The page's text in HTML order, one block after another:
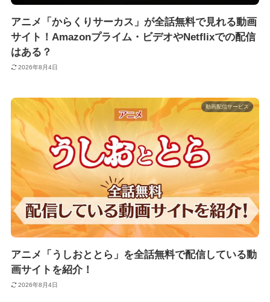
アニメ「からくりサーカス」が全話無料で見れる動画
サイト！Amazonプライム・ビデオやNetflixでの配信
はある？
2026年8月4日
動画配信サービス
アニメ「うしおととら」を全話無料で配信している動
画サイトを紹介！
2026年8月4日